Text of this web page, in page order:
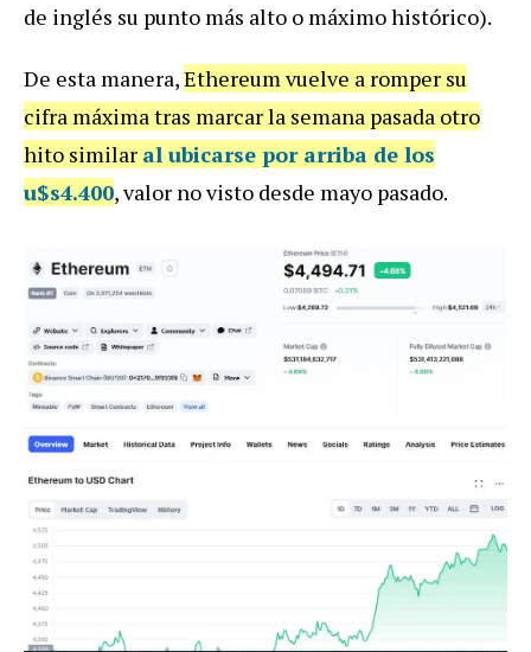
de inglés su punto más alto o máximo histórico).
De esta manera,Ethereum vuelve a romper su
cifra máxima tras marcar la semana pasada otro
hito similar al ubicarse por arriba de los
u$s4.400, valor no visto desde mayo pasado.